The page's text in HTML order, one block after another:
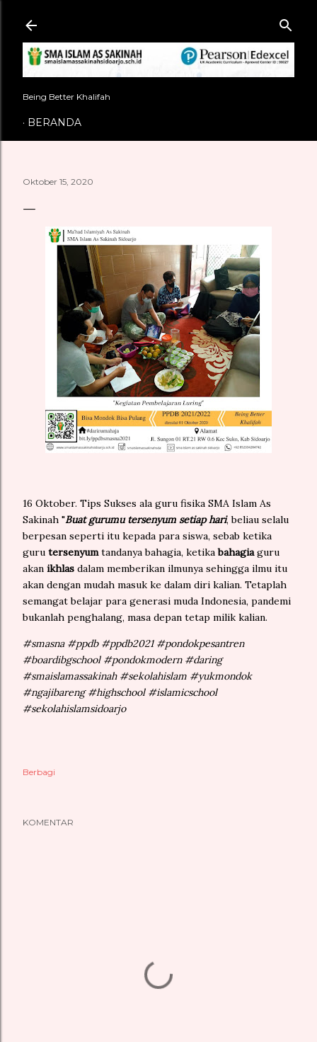
Being Better Khalifah
BERANDA
Oktober 15, 2020
16 Oktober. Tips Sukses ala guru fisika SMA Islam As
Sakinah "Buat gurumu tersenyum setiap hari, beliau selalu
berpesan seperti itu kepada para siswa, sebab ketika
guru tersenyumtandanya bahagia, ketikabahagiaguru
akan ikhlas dalam memberikan ilmunya sehingga ilmu itu
akan dengan mudah masuk ke dalam diri kalian. Tetaplah
semangat belajar para generasi muda Indonesia, pandemi
bukanlah penghalang, masa depan tetap milik kalian.
#smasna #ppdb #ppdb2021 #pondokpesantren
#boardibgschool #pondokmodern #daring
#smaislamassakinah #sekolahislam #yukmondok
#ngajibareng #highschool #islamicschool
#sekolahislamsidoarjo
Berbagi
KOMENTAR